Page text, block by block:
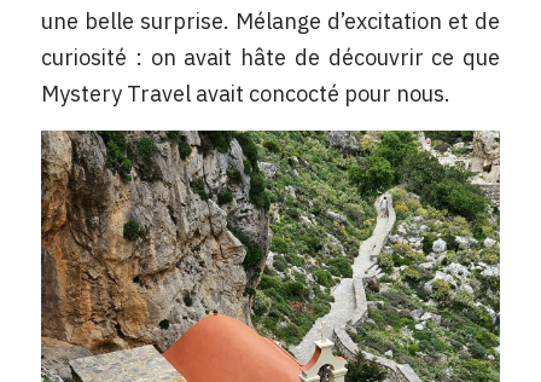
une belle surprise. Mélange d’excitation et de
curiosité : on avait hâte de découvrir ce que
Mystery Travel avait concocté pour nous.